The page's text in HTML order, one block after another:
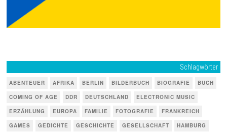
Schlagwörter
ABENTEUER AFRIKA BERLIN BILDERBUCH BIOGRAFIE
BUCH
COMING OF AGE
DDR DEUTSCHLAND
ELECTRONIC MUSIC
ERZÄHLUNG
EUROPA FAMILIE FOTOGRAFIE
FRANKREICH
GAMES
GEDICHTE GESCHICHTE GESELLSCHAFT
HAMBURG